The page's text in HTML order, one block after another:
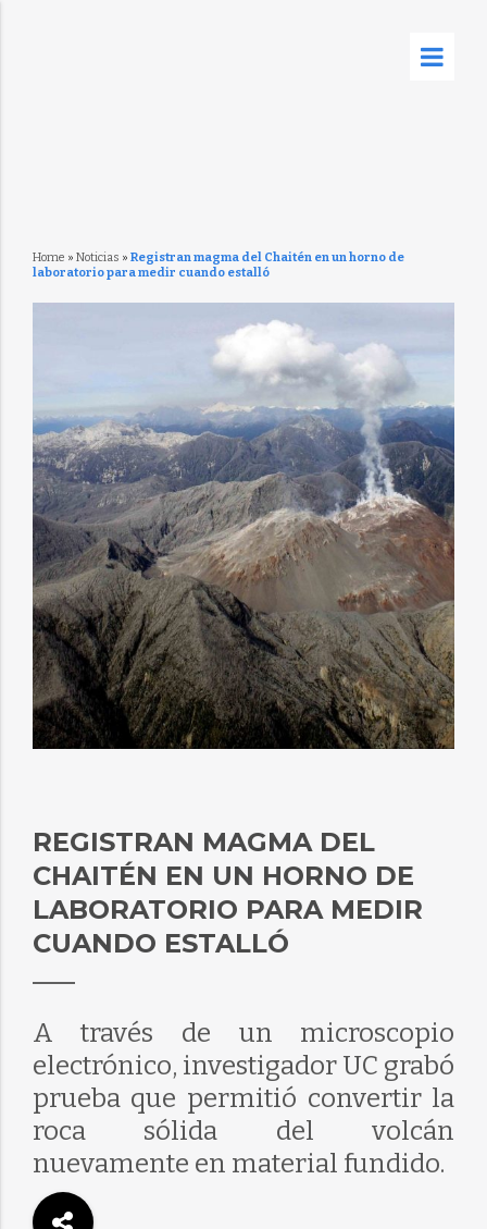
Home » Noticias » Registran magma del Chaitén en un horno de
laboratorio para medir cuando estalló
REGISTRAN MAGMA DEL
CHAITÉN EN UN HORNO DE
LABORATORIO PARA MEDIR
CUANDO ESTALLÓ
A través de un microscopio
electrónico, investigador UC grabó
prueba que permitió convertir la
roca sólida del volcán
nuevamente en material fundido.